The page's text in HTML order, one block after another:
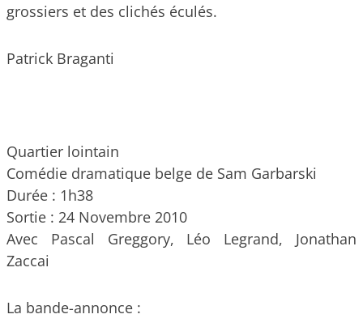
grossiers et des clichés éculés.
Patrick Braganti
Quartier lointain
Comédie dramatique belge de Sam Garbarski
Durée : 1h38
Sortie : 24 Novembre 2010
Avec Pascal Greggory, Léo Legrand, Jonathan
Zaccai
La bande-annonce :